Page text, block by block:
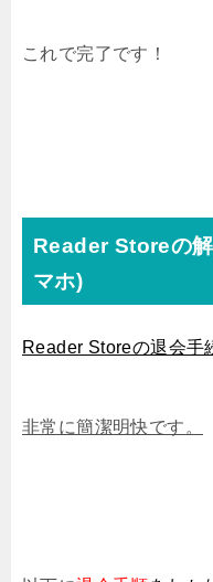
これで完了です！
Reader Storeの
マホ)
Reader Storeの退会手
非常に簡潔明快です。